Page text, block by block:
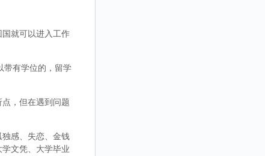
就可以进入工作
带有学位的，留学
，但在遇到问题
感、失恋、金钱
文凭、大学毕业